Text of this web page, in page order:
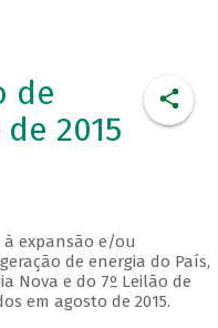
de
2015
expansão e/ou
de energia do País,
Nova e do 7º Leilão de
em agosto de 2015.